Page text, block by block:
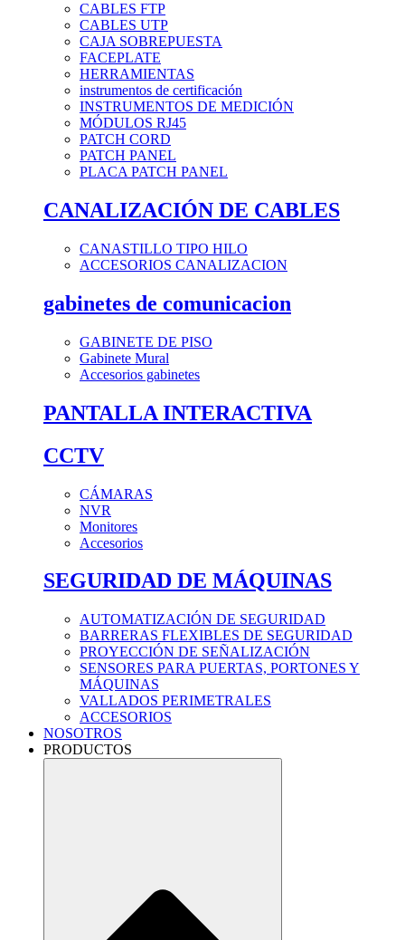
CABLES FTP
CABLES UTP
CAJA SOBREPUESTA
FACEPLATE
HERRAMIENTAS
instrumentos de certificación
INSTRUMENTOS DE MEDICIÓN
MÓDULOS RJ45
PATCH CORD
PATCH PANEL
PLACA PATCH PANEL
CANALIZACIÓN DE CABLES
CANASTILLO TIPO HILO
ACCESORIOS CANALIZACION
gabinetes de comunicacion
GABINETE DE PISO
Gabinete Mural
Accesorios gabinetes
PANTALLA INTERACTIVA
CCTV
CÁMARAS
NVR
Monitores
Accesorios
SEGURIDAD DE MÁQUINAS
AUTOMATIZACIÓN DE SEGURIDAD
BARRERAS FLEXIBLES DE SEGURIDAD
PROYECCIÓN DE SEÑALIZACIÓN
SENSORES PARA PUERTAS, PORTONES Y
MÁQUINAS
VALLADOS PERIMETRALES
ACCESORIOS
NOSOTROS
PRODUCTOS